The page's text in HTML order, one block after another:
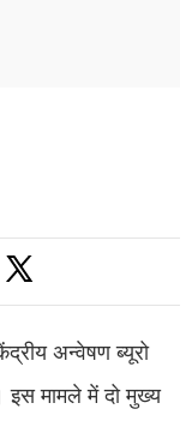
अन्वेषण ब्यूरो
मामले में दो मुख्य